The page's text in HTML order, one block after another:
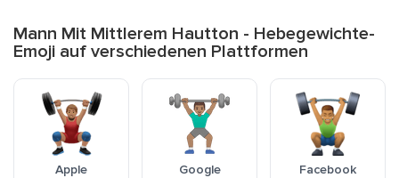
Mann Mit Mittlerem Hautton - Hebegewichte-
Emoji auf verschiedenen Plattformen
Apple Google Facebook